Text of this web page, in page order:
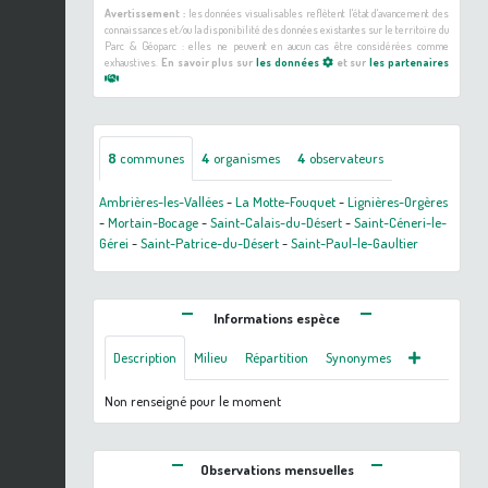
Avertissement :les données visualisables reflètent l'état d'avancement des
connaissances et/ou la disponibilité des données existantes sur le territoire du
Parc & Géoparc : elles ne peuvent en aucun cas être considérées comme
exhaustives. En savoir plus sur les données et surles partenaires
8 communes 4 organismes 4 observateurs
Ambrières-les-Vallées-La Motte-Fouquet-Lignières-Orgères
-Mortain-Bocage-Saint-Calais-du-Désert-Saint-Céneri-le-
Gérei -Saint-Patrice-du-Désert-Saint-Paul-le-Gaultier
Informations espèce
Description Milieu Répartition Synonymes
Non renseigné pour le moment
Observations mensuelles